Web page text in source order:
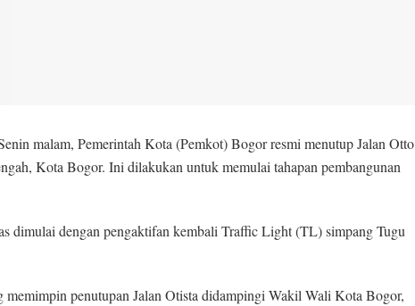
malam, Pemerintah Kota (Pemkot) Bogor resmi menutup Jalan Otto
Kota Bogor. Ini dilakukan untuk memulai tahapan pembangunan
dimulai dengan pengaktifan kembali Traffic Light (TL) simpang Tugu
penutupan Jalan Otista didampingi Wakil Wali Kota Bogor,